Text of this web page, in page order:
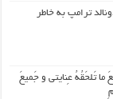
ترامپ به خاطر
تَلحَقُهُ عِنایتی و جَمیعَ